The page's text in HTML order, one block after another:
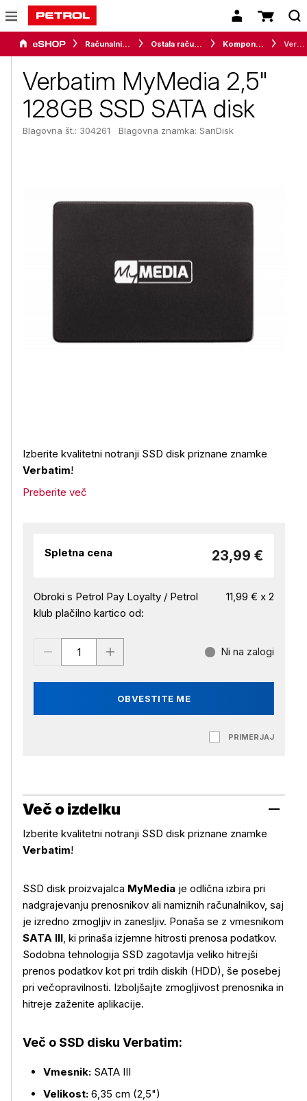
Računalništvo Ostala računalniška oprema Komponente
Verbatim MyMedia 2,5"
128GB SSD SATA disk
Blagovna št.: 304261 Blagovna znamka: SanDisk
Izberite kvalitetni notranji SSD disk priznane znamke
Verbatim!
Preberite več
Spletna cena 23,99 €
Obroki s Petrol Pay Loyalty / Petrol
klub plačilno kartico od:
11,99 € x 2
OBVESTITE ME
Ni na zalogi
PRIMERJAJ
Več o izdelku
Več o izdelku
Izberite kvalitetni notranji SSD disk priznane znamke
Verbatim!
SSD disk proizvajalca MyMedia je odlična izbira pri
nadgrajevanju prenosnikov ali namiznih računalnikov, saj
je izredno zmogljiv in zanesljiv. Ponaša se z vmesnikom
SATA III, ki prinaša izjemne hitrosti prenosa podatkov.
Sodobna tehnologija SSD zagotavlja veliko hitrejši
prenos podatkov kot pri trdih diskih (HDD), še posebej
pri večopravilnosti. Izboljšajte zmogljivost prenosnika in
hitreje zaženite aplikacije.
Več o SSD disku Verbatim:
Vmesnik: SATA III
Velikost: 6,35 cm (2,5")